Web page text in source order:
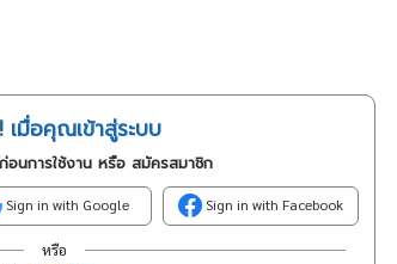
เมื่อคุณเข้าสู่ระบบ
อนการใช้งาน หรือ สมัครสมาชิก
Sign in with Google Sign in with Facebook
หรือ